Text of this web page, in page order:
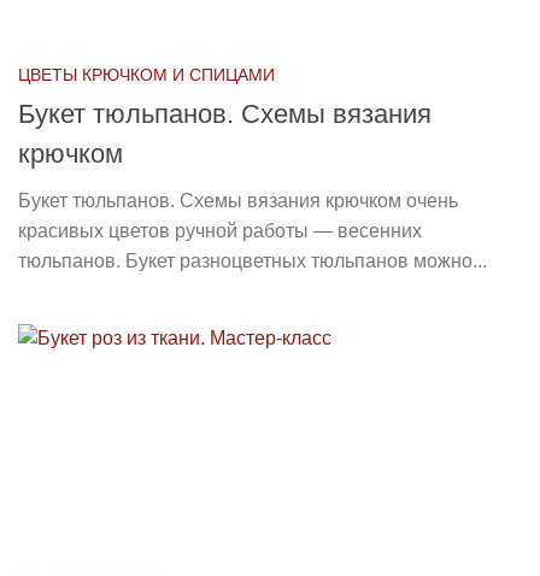
ЦВЕТЫ КРЮЧКОМ И СПИЦАМИ
Букет тюльпанов. Схемы вязания
крючком
Букет тюльпанов. Схемы вязания крючком очень
красивых цветов ручной работы — весенних
тюльпанов. Букет разноцветных тюльпанов можно...